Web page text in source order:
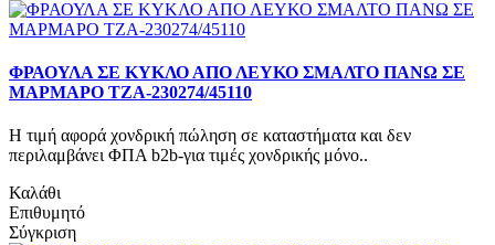
ΦΡΑΟΥΛΑ ΣΕ ΚΥΚΛΟ ΑΠΟ ΛΕΥΚΟ ΣΜΑΛΤΟ ΠΑΝΩ ΣΕ
ΜΑΡΜΑΡΟ ΤΖΑ-230274/45110
Η τιμή αφορά χονδρική πώληση σε καταστήματα και δεν
περιλαμβάνει ΦΠΑ b2b-για τιμές χονδρικής μόνο..
Καλάθι
Επιθυμητό
Σύγκριση